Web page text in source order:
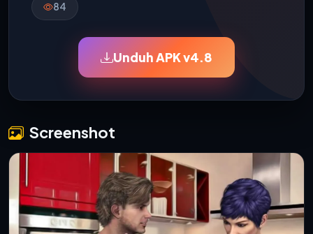
84
Unduh APK v4.8
Screenshot